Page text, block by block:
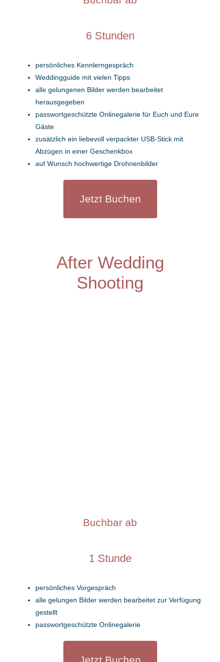
6 Stunden
persönliches Kennlerngespräch
Weddingguide mit vielen Tipps
alle gelungenen Bilder werden bearbeitet
herausgegeben
passwortgeschützte Onlinegalerie für Euch und Eure
Gäste
zusätzlich ein liebevoll verpackter USB-Stick mit
Abzügen in einer Geschenkbox
auf Wunsch hochwertige Drohnenbilder
Jetzt Buchen
After Wedding
Shooting​
Buchbar ab
1 Stunde
persönliches Vorgespräch
alle gelungen Bilder werden bearbeitet zur Verfügung
gestellt
passwortgeschützte Onlinegalerie